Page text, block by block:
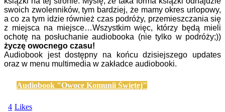
swoich zwolenników, tym bardziej, że mamy okres urlopowy,
a co za tym idzie również czas podróży, przemieszczania się
z miejsca na miejsce…Wszystkim więc, którzy będą mieli
ochotę na posłuchanie audiobooka (nie tylko w podróży;))
życzę owocnego czasu!
Audiobook jest dostępny na końcu dzisiejszego updates
oraz w menu multimedia w zakładce audiobooki.
Audiobook "Owoce Komunii Świętej"
4 Likes